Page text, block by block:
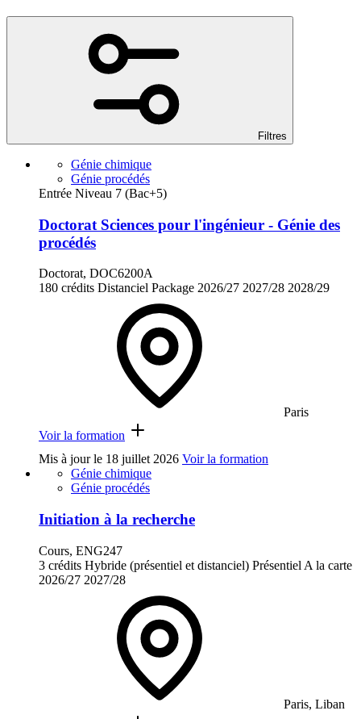
Filtres
Génie chimique
Génie procédés
Entrée Niveau 7 (Bac+5)
Doctorat Sciences pour l'ingénieur - Génie des
procédés
Doctorat, DOC6200A
180 crédits Distanciel Package 2026/27 2027/28 2028/29
Paris
Voir la formation
Mis à jour le 18 juillet 2026 Voir la formation
Génie chimique
Génie procédés
Initiation à la recherche
Cours, ENG247
3 crédits Hybride (présentiel et distanciel) Présentiel A la carte
2026/27 2027/28
Paris, Liban